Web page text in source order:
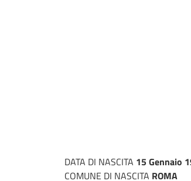
DATA DI NASCITA 15 Gennaio
COMUNE DI NASCITA ROMA